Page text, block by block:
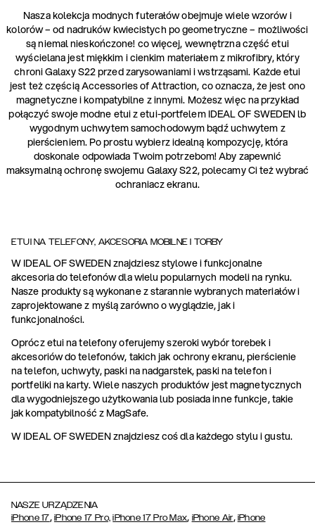
Nasza kolekcja modnych futerałów obejmuje wiele wzorów i
kolorów – od nadruków kwiecistych po geometryczne – możliwości
są niemal nieskończone! co więcej, wewnętrzna część etui
wyścielana jest miękkim i cienkim materiałem z mikrofibry, który
chroni Galaxy S22 przed zarysowaniami i wstrząsami. Każde etui
jest też częścią Accessories of Attraction, co oznacza, że jest ono
magnetyczne i kompatybilne z innymi. Możesz więc na przykład
połączyć swoje modne etui z etui-portfelem IDEAL OF SWEDEN lb
wygodnym uchwytem samochodowym bądź uchwytem z
pierścieniem. Po prostu wybierz idealną kompozycję, która
doskonale odpowiada Twoim potrzebom! Aby zapewnić
maksymalną ochronę swojemu Galaxy S22, polecamy Ci też wybrać
ochraniacz ekranu.
ETUI NA TELEFONY, AKCESORIA MOBILNE I TORBY
W IDEAL OF SWEDEN znajdziesz stylowe i funkcjonalne
akcesoria do telefonów dla wielu popularnych modeli na rynku.
Nasze produkty są wykonane z starannie wybranych materiałów i
zaprojektowane z myślą zarówno o wyglądzie, jak i
funkcjonalności.
Oprócz etui na telefony oferujemy szeroki wybór torebek i
akcesoriów do telefonów, takich jak ochrony ekranu, pierścienie
na telefon, uchwyty, paski na nadgarstek, paski na telefon i
portfeliki na karty. Wiele naszych produktów jest magnetycznych
dla wygodniejszego użytkowania lub posiada inne funkcje, takie
jak kompatybilność z MagSafe.
W IDEAL OF SWEDEN znajdziesz coś dla każdego stylu i gustu.
NASZE URZĄDZENIA
iPhone 17, iPhone 17 Pro, iPhone 17 Pro Max, iPhone Air, iPhone